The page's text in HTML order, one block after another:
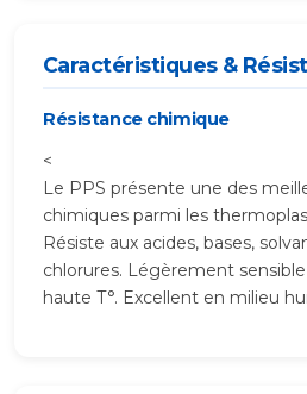
Caractéristiques &
Résistance chimique
<
Le PPS présente une des
chimiques parmi les
Résiste aux acides, bases,
chlorures. Légèrement
haute T°. Excellent en milieu